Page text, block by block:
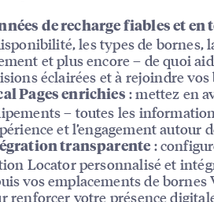
de recharge fiables et en
les types de bornes,
et plus encore – de quoi
éclairées et à rejoindre vos
Pages enrichies : mettez en
– toutes les
et l’engagement autour
transparente :
Locator personnalisé et
vos emplacements de
renforcer votre présence